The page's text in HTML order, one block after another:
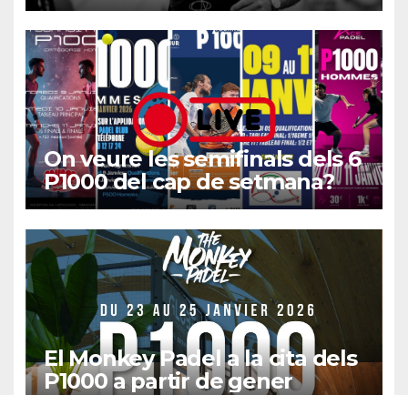
On veure les semifinals dels 6
P1000 del cap de setmana?
El Monkey Padel a la cita dels
P1000 a partir de gener